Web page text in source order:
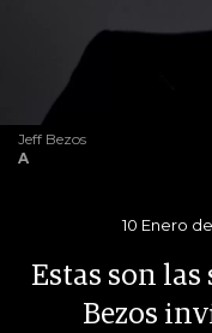
Jeff Bezos
A
10 Enero
Estas son las
Bezos